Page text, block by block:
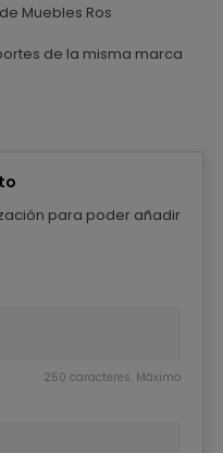
Muebles Ros
de la misma marca
para poder añadir
250 caracteres. Máximo